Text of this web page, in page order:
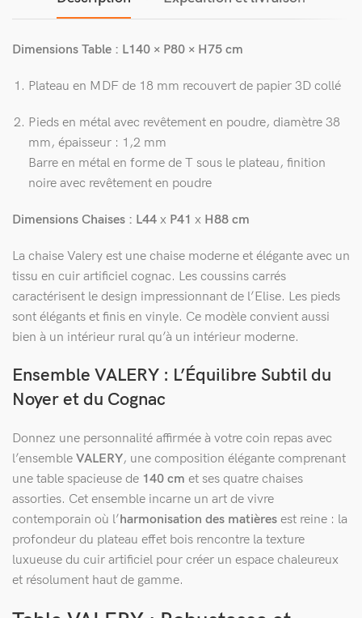
Dimensions Table : L140 × P80 × H75 cm
Plateau en MDF de 18 mm recouvert de papier 3D collé
Pieds en métal avec revêtement en poudre, diamètre 38
mm, épaisseur : 1,2 mm
Barre en métal en forme de T sous le plateau, finition
noire avec revêtement en poudre
Dimensions Chaises : L44 x P41 x H88 cm
La chaise Valery est une chaise moderne et élégante avec un
tissu en cuir artificiel cognac. Les coussins carrés
caractérisent le design impressionnant de l’Elise. Les pieds
sont élégants et finis en vinyle. Ce modèle convient aussi
bien à un intérieur rural qu’à un intérieur moderne.
Ensemble VALERY : L’Équilibre Subtil du
Noyer et du Cognac
Donnez une personnalité affirmée à votre coin repas avec
l’ensemble VALERY, une composition élégante comprenant
une table spacieuse de 140 cm et ses quatre chaises
assorties. Cet ensemble incarne un art de vivre
contemporain où l’harmonisation des matières est reine : la
profondeur du plateau effet bois rencontre la texture
luxueuse du cuir artificiel pour créer un espace chaleureux
et résolument haut de gamme.